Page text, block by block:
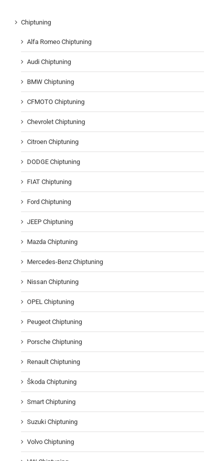
Chiptuning
Alfa Romeo Chiptuning
Audi Chiptuning
BMW Chiptuning
CFMOTO Chiptuning
Chevrolet Chiptuning
Citroen Chiptuning
DODGE Chiptuning
FIAT Chiptuning
Ford Chiptuning
JEEP Chiptuning
Mazda Chiptuning
Mercedes-Benz Chiptuning
Nissan Chiptuning
OPEL Chiptuning
Peugeot Chiptuning
Porsche Chiptuning
Renault Chiptuning
Škoda Chiptuning
Smart Chiptuning
Suzuki Chiptuning
Volvo Chiptuning